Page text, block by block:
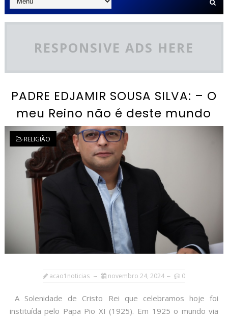
RESPONSIVE ADS HERE
PADRE EDJAMIR SOUSA SILVA: – O
meu Reino não é deste mundo
RELIGIÃO
acao1noticias novembro 24, 2024 0
A Solenidade de Cristo Rei que celebramos hoje foi
instituída pelo Papa Pio XI (1925). Em 1925 o mundo via